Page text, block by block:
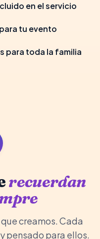
en el servicio
tu evento
para toda la familia
recuerdan
creamos. Cada
pensado para ellos.